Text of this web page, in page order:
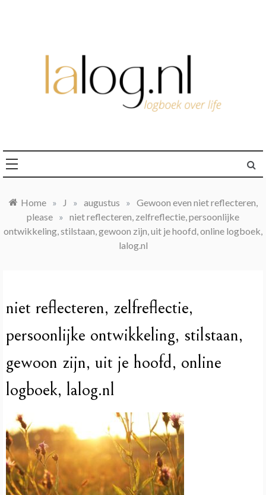
Home » J » augustus » Gewoon even niet reflecteren,
please » niet reflecteren, zelfreflectie, persoonlijke
ontwikkeling, stilstaan, gewoon zijn, uit je hoofd, online logboek,
lalog.nl
niet reflecteren, zelfreflectie,
persoonlijke ontwikkeling, stilstaan,
gewoon zijn, uit je hoofd, online
logboek, lalog.nl